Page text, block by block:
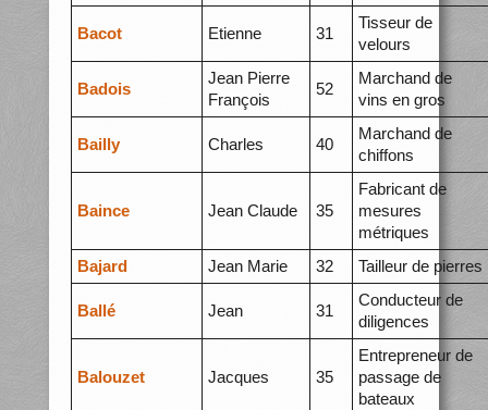
Bacot Etienne 31
Tisseur de
velours
Badois
Jean Pierre
François
52
Marchand de
vins en gros
Bailly Charles 40
Marchand de
chiffons
Baince Jean Claude 35
Fabricant de
mesures
métriques
Bajard
Jean Marie 32 Tailleur de pierres
Ballé Jean 31
Conducteur de
diligences
Balouzet Jacques 35
Entrepreneur de
passage de
bateaux